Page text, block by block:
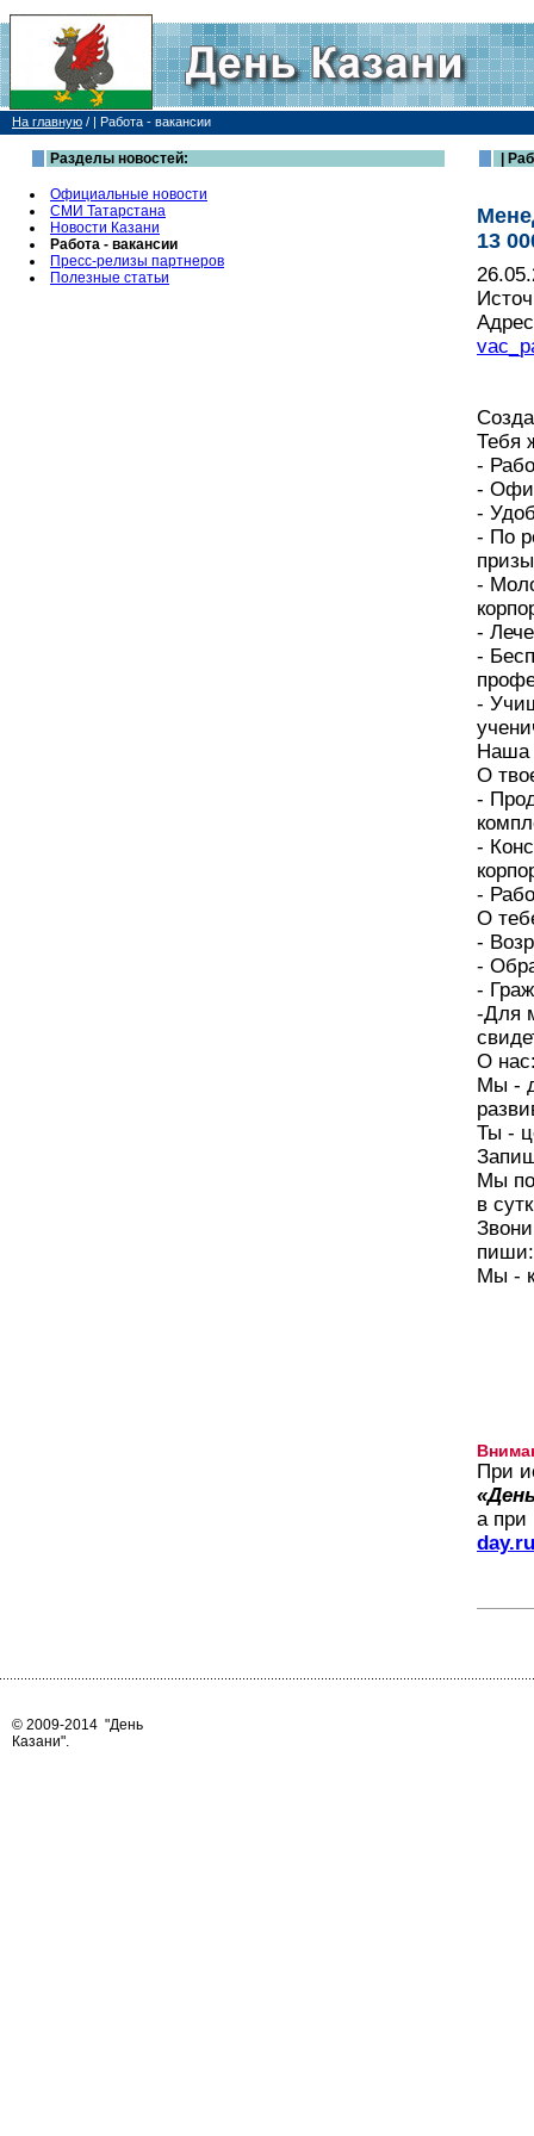
На главную / | Работа - вакансии
Разделы новостей:
Официальные новости
СМИ Татарстана
Новости Казани
Работа - вакансии
Пресс-релизы партнеров
Полезные статьи
|
13
Тебя
-
-
-
- По
-
-
-
-
Наша
О
-
-
-
О
-
-
-
-Для
О
Мы -
Ты -
Мы
в
Мы -
При
а при
day.ru
© 2009-2014 "День
Казани".